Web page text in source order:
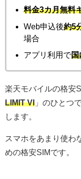
料金3カ月無料
Web申込後約5
場合
アプリ利用で国
楽天モバイルの格安
LIMIT VI 」のひとつ
します。
スマホをあまり使わ
めの格安SIMです。